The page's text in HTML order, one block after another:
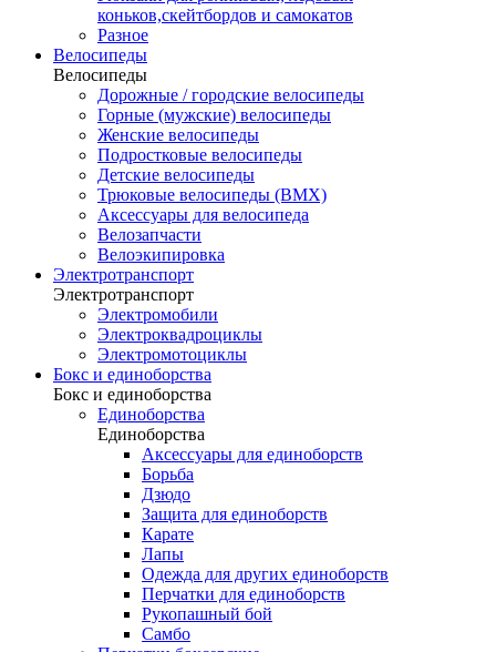
коньков,скейтбордов и самокатов
Разное
Велосипеды
Велосипеды
Дорожные / городские велосипеды
Горные (мужские) велосипеды
Женские велосипеды
Подростковые велосипеды
Детские велосипеды
Трюковые велосипеды (BMX)
Аксессуары для велосипеда
Велозапчасти
Велоэкипировка
Электротранспорт
Электротранспорт
Электромобили
Электроквадроциклы
Электромотоциклы
Бокс и единоборства
Бокс и единоборства
Единоборства
Единоборства
Аксессуары для единоборств
Борьба
Дзюдо
Защита для единоборств
Карате
Лапы
Одежда для других единоборств
Перчатки для единоборств
Рукопашный бой
Самбо